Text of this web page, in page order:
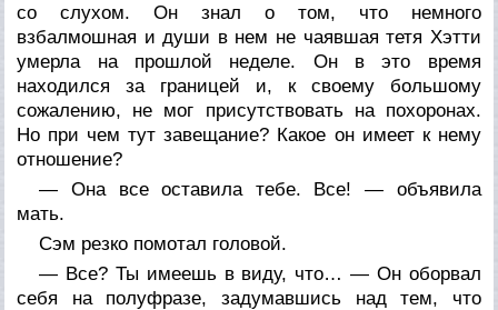
со слухом. Он знал о том, что немного
взбалмошная и души в нем не чаявшая тетя Хэтти
умерла на прошлой неделе. Он в это время
находился за границей и, к своему большому
сожалению, не мог присутствовать на похоронах.
Но при чем тут завещание? Какое он имеет к нему
отношение?
— Она все оставила тебе. Все! — объявила
мать.
Сэм резко помотал головой.
— Все? Ты имеешь в виду, что… — Он оборвал
себя на полуфразе, задумавшись над тем, что